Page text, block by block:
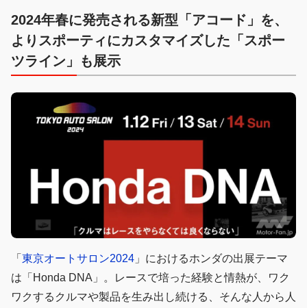
2024年春に発売される新型「アコード」を、
よりスポーティにカスタマイズした「スポー
ツライン」も展示
「 東京オートサロン2024 」におけるホンダの出展テーマ
は「Honda DNA」。レースで培った経験と情熱が、ワク
ワクするクルマや製品を生み出し続ける、そんな人から人